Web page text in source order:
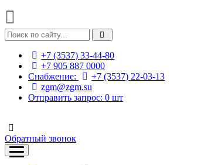
+7 (3537) 33-44-80
+7 905 887 0000
Снабжение:
+7 (3537) 22-03-13
zgm@zgm.su
Отправить запрос: 0 шт
Обратный звонок